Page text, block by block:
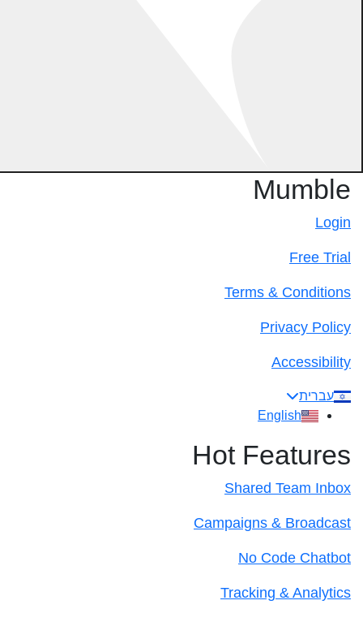
Mumble
Login
Free Trial
Terms & Conditions
Privacy Policy
Accessibility
עברית
English
Hot Features
Shared Team Inbox
Campaigns & Broadcast
No Code Chatbot
Tracking & Analytics